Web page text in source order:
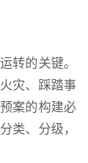
转的关键。
灾、踩踏事
案的构建必
类、分级，